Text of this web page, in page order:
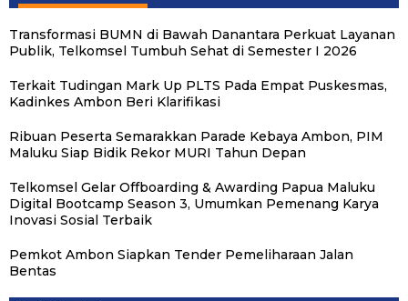
Transformasi BUMN di Bawah Danantara Perkuat Layanan
Publik, Telkomsel Tumbuh Sehat di Semester I 2026
Terkait Tudingan Mark Up PLTS Pada Empat Puskesmas,
Kadinkes Ambon Beri Klarifikasi
Ribuan Peserta Semarakkan Parade Kebaya Ambon, PIM
Maluku Siap Bidik Rekor MURI Tahun Depan
Telkomsel Gelar Offboarding & Awarding Papua Maluku
Digital Bootcamp Season 3, Umumkan Pemenang Karya
Inovasi Sosial Terbaik
Pemkot Ambon Siapkan Tender Pemeliharaan Jalan
Bentas